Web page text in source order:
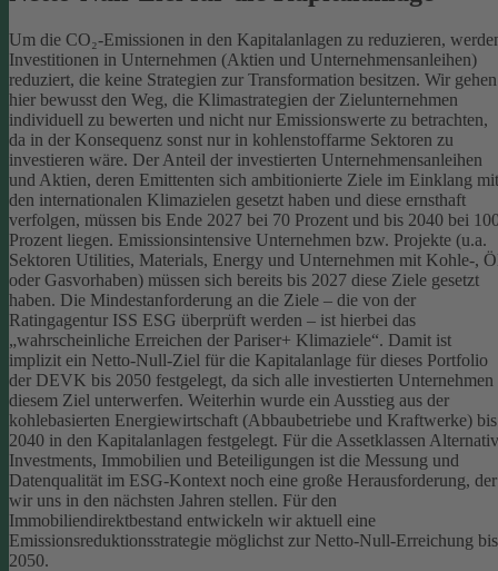
Um die CO₂-Emissionen in den Kapitalanlagen zu reduzieren,
Investitionen in Unternehmen (Aktien und Unternehmensanleihen)
reduziert, die keine Strategien zur Transformation besitzen. Wir gehen
hier bewusst den Weg, die Klimastrategien der Zielunternehmen
individuell zu bewerten und nicht nur Emissionswerte zu betrachten,
da in der Konsequenz sonst nur in kohlenstoffarme Sektoren zu
investieren wäre. Der Anteil der investierten Unternehmensanleihen
und Aktien, deren Emittenten sich ambitionierte Ziele im Einklang mit
den internationalen Klimazielen gesetzt haben und diese ernsthaft
verfolgen, müssen bis Ende 2027 bei 70 Prozent und bis 2040 bei
Prozent liegen. Emissionsintensive Unternehmen bzw. Projekte (u.a.
Sektoren Utilities, Materials, Energy und Unternehmen mit Kohle-,
oder Gasvorhaben) müssen sich bereits bis 2027 diese Ziele gesetzt
haben. Die Mindestanforderung an die Ziele – die von der
Ratingagentur ISS ESG überprüft werden – ist hierbei das
„wahrscheinliche Erreichen der Pariser+ Klimaziele“. Damit ist
implizit ein Netto-Null-Ziel für die Kapitalanlage für dieses Portfolio
der DEVK bis 2050 festgelegt, da sich alle investierten Unternehmen
diesem Ziel unterwerfen. Weiterhin wurde ein Ausstieg aus der
kohlebasierten Energiewirtschaft (Abbaubetriebe und Kraftwerke) bis
2040 in den Kapitalanlagen festgelegt. Für die Assetklassen
Investments, Immobilien und Beteiligungen ist die Messung und
Datenqualität im ESG-Kontext noch eine große Herausforderung, der
wir uns in den nächsten Jahren stellen. Für den
Immobiliendirektbestand entwickeln wir aktuell eine
Emissionsreduktionsstrategie möglichst zur Netto-Null-Erreichung bis
2050.